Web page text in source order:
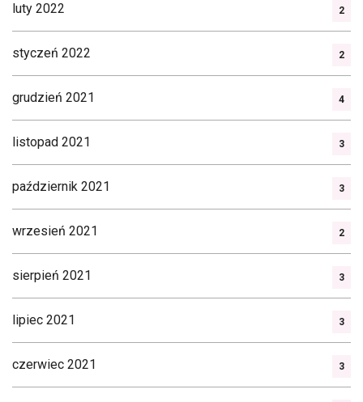
luty 2022 2
styczeń 2022 2
grudzień 2021 4
listopad 2021 3
październik 2021 3
wrzesień 2021 2
sierpień 2021 3
lipiec 2021 3
czerwiec 2021 3